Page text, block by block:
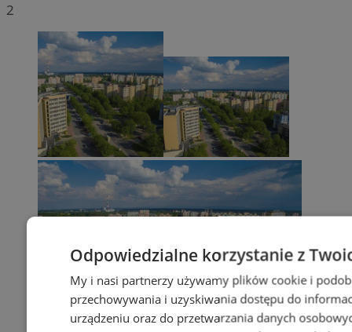
2
Odpowiedzialne korzystanie z
My i nasi partnerzy używamy plików cookie i
przechowywania i uzyskiwania dostępu do
urządzeniu oraz do przetwarzania danych